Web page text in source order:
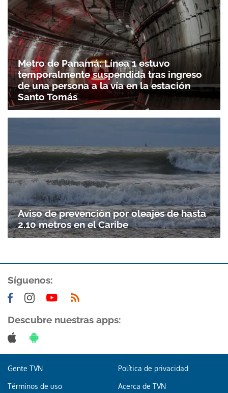
Metro de Panamá: Línea 1 estuvo
temporalmente suspendida tras ingreso
de una persona a la vía en la estación
Santo Tomás
Aviso de prevención por oleajes de hasta
2.10 metros en el Caribe
Síguenos:
Descubre nuestras apps:
Gente TVN Política de privacidad
Términos de uso Acerca de TVN